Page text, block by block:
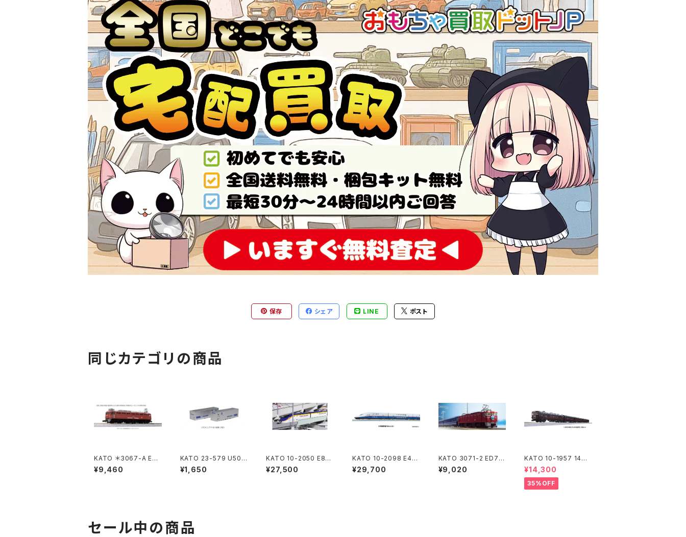
保存 シェア LINE ポスト
同じカテゴリの商品
KATO ＊3067-A EF8
1 300 JR貨物更新(ロ
ーズピンク) 鉄道模型
¥9,460
KATO 23-579 U50A
コンテナ(佐川急便) 2個
入 Nゲージ 鉄道模型
¥1,650
KATO 10-2050 E8系
山形新幹線"つばさ" 7
両セット【特別企画品】
¥27,500
KATO 10-2098 E4系
新幹線「Maxとき」 8両
セット Nゲージ 鉄道模
¥29,700
KATO 3071-2 ED76
500 JR仕様 Nゲージ
鉄道模型（新品 在庫
¥9,020
KATO 10-1957 14系5
00番台"SL冬の湿原
号" 5両セット Nゲージ
鉄道模型 北海道（新
品 在庫品）
¥14,300
35%OFF
セール中の商品